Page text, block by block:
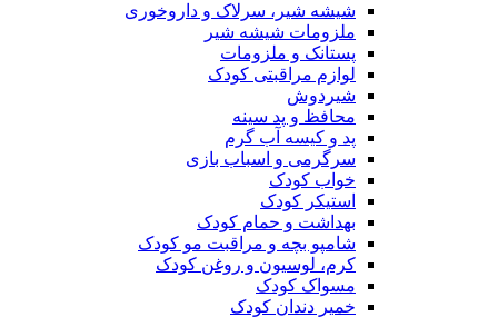
شیشه شیر، سرلاک و داروخوری
ملزومات شیشه شیر
پستانک و ملزومات
لوازم مراقبتی کودک
شیردوش
محافظ و پد سینه
پد و کیسه آب گرم
سرگرمی و اسباب بازی
خواب کودک
استیکر کودک
بهداشت و حمام کودک
شامپو بچه و مراقبت مو کودک
کرم، لوسیون و روغن کودک
مسواک کودک
خمیر دندان کودک